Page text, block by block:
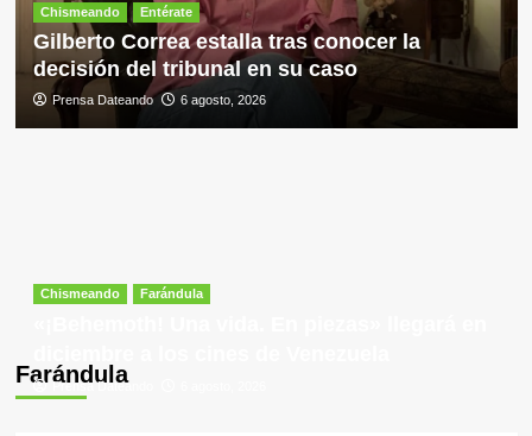
Chismeando Entérate
Gilberto Correa estalla tras conocer la
decisión del tribunal en su caso
Prensa Dateando 6 agosto, 2026
Farándula
Chismeando Farándula
Prensa Dateando